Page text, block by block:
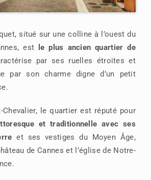
situé sur une colline à l’ouest du
est
le plus ancien quartier de
par ses ruelles étroites et
par son charme digne d’un petit
le quartier est réputé pour
et traditionnelle avec ses
et ses vestiges du Moyen Âge,
de Cannes et l’église de Notre-